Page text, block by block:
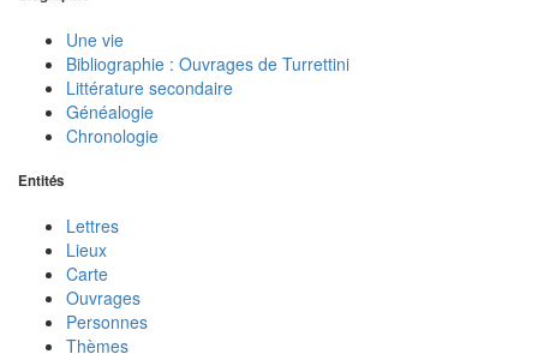
Une vie
Bibliographie : Ouvrages de Turrettini
Littérature secondaire
Généalogie
Chronologie
Entités
Lettres
Lieux
Carte
Ouvrages
Personnes
Thèmes